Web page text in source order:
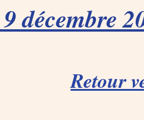
décembre
Retour